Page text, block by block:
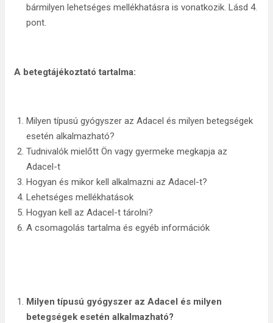
bármilyen lehetséges mellékhatásra is vonatkozik. Lásd 4.
pont.
A betegtájékoztató tartalma:
Milyen típusú gyógyszer az Adacel és milyen betegségek
esetén alkalmazható?
Tudnivalók mielőtt Ön vagy gyermeke megkapja az
Adacel-t
Hogyan és mikor kell alkalmazni az Adacel-t?
Lehetséges mellékhatások
Hogyan kell az Adacel-t tárolni?
A csomagolás tartalma és egyéb információk
Milyen típusú gyógyszer az Adacel és milyen
betegségek esetén alkalmazható?